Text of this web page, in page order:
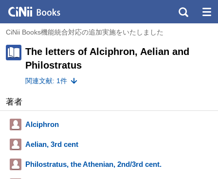
CiNii Books機能統合対応の追加実施をいたしました
The letters of Alciphron, Aelian and
Philostratus
関連文献: 1件
著者
Alciphron
Aelian, 3rd cent
Philostratus, the Athenian, 2nd/3rd cent.